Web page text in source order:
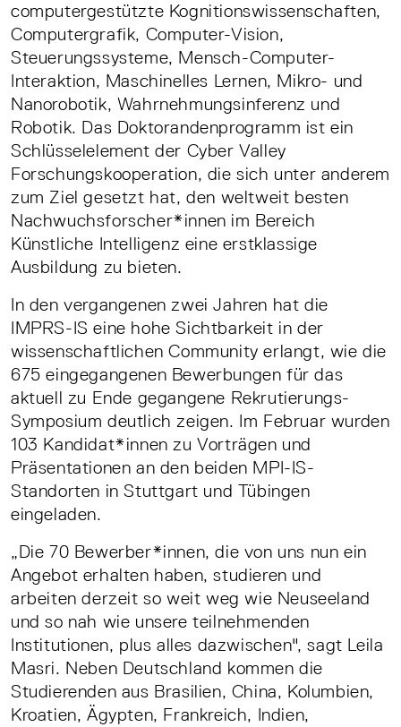
computergestützte Kognitionswissenschaften,
Computergrafik, Computer-Vision,
Steuerungssysteme, Mensch-Computer-
Interaktion, Maschinelles Lernen, Mikro- und
Nanorobotik, Wahrnehmungsinferenz und
Robotik. Das Doktorandenprogramm ist ein
Schlüsselelement der Cyber Valley
Forschungskooperation, die sich unter anderem
zum Ziel gesetzt hat, den weltweit besten
Nachwuchsforscher*innen im Bereich
Künstliche Intelligenz eine erstklassige
Ausbildung zu bieten.
In den vergangenen zwei Jahren hat die
IMPRS-IS eine hohe Sichtbarkeit in der
wissenschaftlichen Community erlangt, wie die
675 eingegangenen Bewerbungen für das
aktuell zu Ende gegangene Rekrutierungs-
Symposium deutlich zeigen. Im Februar wurden
103 Kandidat*innen zu Vorträgen und
Präsentationen an den beiden MPI-IS-
Standorten in Stuttgart und Tübingen
eingeladen.
„Die 70 Bewerber*innen, die von uns nun ein
Angebot erhalten haben, studieren und
arbeiten derzeit so weit weg wie Neuseeland
und so nah wie unsere teilnehmenden
Institutionen, plus alles dazwischen", sagt Leila
Masri. Neben Deutschland kommen die
Studierenden aus Brasilien, China, Kolumbien,
Kroatien, Ägypten, Frankreich, Indien,